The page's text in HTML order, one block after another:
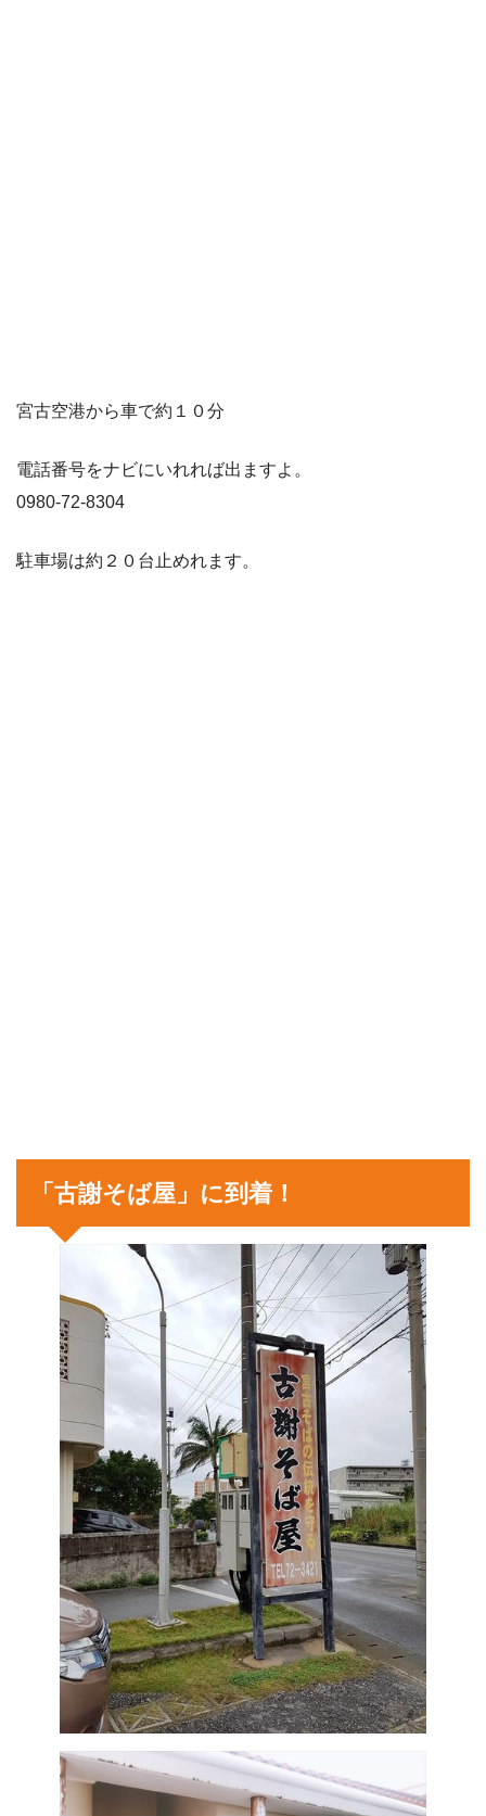
宮古空港から車で約１０分
電話番号をナビにいれれば出ますよ。
0980-72-8304
駐車場は約２０台止めれます。
「古謝そば屋」に到着！